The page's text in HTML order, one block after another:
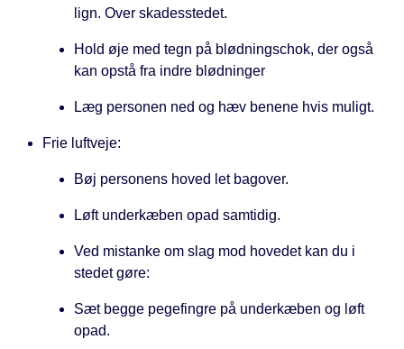
lign. Over skadesstedet.
Hold øje med tegn på blødningschok, der også
kan opstå fra indre blødninger
Læg personen ned og hæv benene hvis muligt.
Frie luftveje:
Bøj personens hoved let bagover.
Løft underkæben opad samtidig.
Ved mistanke om slag mod hovedet kan du i
stedet gøre:
Sæt begge pegefingre på underkæben og løft
opad.